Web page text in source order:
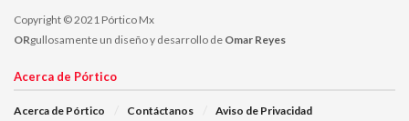
Copyright © 2021 Pórtico Mx
ORgullosamente un diseño y desarrollo de Omar Reyes
Acerca de Pórtico
Acerca de Pórtico Contáctanos Aviso de Privacidad